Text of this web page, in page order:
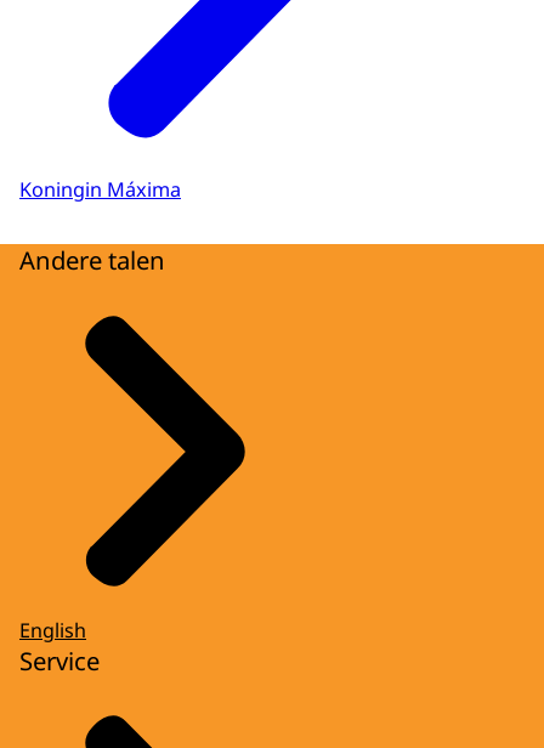
Koningin Máxima
Andere talen
English
Service